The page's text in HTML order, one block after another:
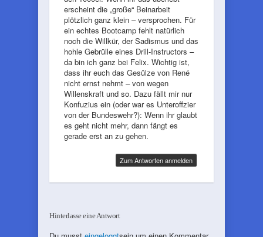
erscheint die „große“ Beinarbeit
plötzlich ganz klein – versprochen. Für
ein echtes Bootcamp fehlt natürlich
noch die Willkür, der Sadismus und das
hohle Gebrülle eines Drill-Instructors –
da bin ich ganz bei Felix. Wichtig ist,
dass ihr euch das Gesülze von René
nicht ernst nehmt – von wegen
Willenskraft und so. Dazu fällt mir nur
Konfuzius ein (oder war es Unteroffzier
von der Bundeswehr?): Wenn ihr glaubt
es geht nicht mehr, dann fängt es
gerade erst an zu gehen.
Zum Antworten anmelden
Hinterlasse eine Antwort